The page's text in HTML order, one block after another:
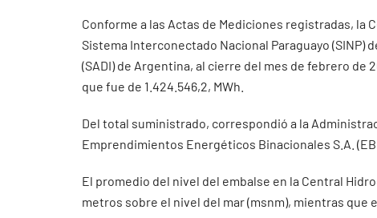
Conforme a las Actas de Mediciones registradas, la
Sistema Interconectado Nacional Paraguayo (SINP)
(SADI) de Argentina, al cierre del mes de febrero de
que fue de 1.424.546,2, MWh.
Del total suministrado, correspondió a la
Emprendimientos Energéticos Binacionales S.A.
El promedio del nivel del embalse en la Central
metros sobre el nivel del mar (msnm), mientras que